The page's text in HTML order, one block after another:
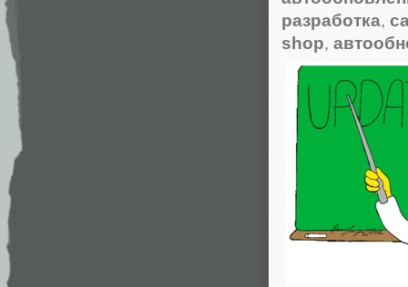
разработка,
shop,